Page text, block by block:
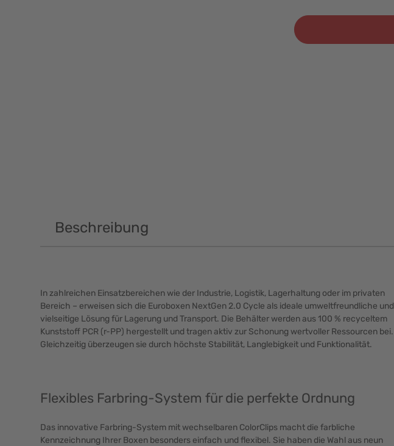
Beschreibung
In zahlreichen Einsatzbereichen wie der Industrie, Logistik, Lagerhaltung oder im privaten
Bereich – erweisen sich die Euroboxen NextGen 2.0 Cycle als ideale umweltfreundliche und
vielseitige Lösung für Lagerung und Transport. Die Behälter werden aus 100 % recyceltem
Kunststoff PCR (r-PP) hergestellt und tragen aktiv zur Schonung wertvoller Ressourcen bei.
Gleichzeitig überzeugen sie durch höchste Stabilität, Langlebigkeit und Funktionalität.
Flexibles Farbring-System für die perfekte Ordnung
Das innovative Farbring-System mit wechselbaren ColorClips macht die farbliche
Kennzeichnung Ihrer Boxen besonders einfach und flexibel. Sie haben die Wahl aus neun